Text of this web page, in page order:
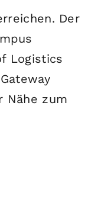
Der
Logistics
Nähe zum